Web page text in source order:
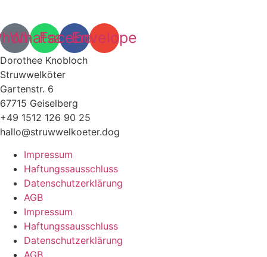
Whatsapp
Facebook
Envelope
Dorothee Knobloch
Struwwelköter
Gartenstr. 6
67715 Geiselberg
+49 1512 126 90 25
hallo@struwwelkoeter.dog
Impressum
Haftungssausschluss
Datenschutzerklärung
AGB
Impressum
Haftungssausschluss
Datenschutzerklärung